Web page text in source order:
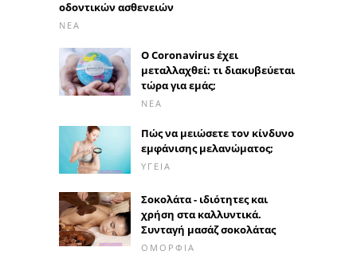
οδοντικών ασθενειών
ΝΈΑ
Ο Coronavirus έχει
μεταλλαχθεί: τι διακυβεύεται
τώρα για εμάς;
ΝΈΑ
Πώς να μειώσετε τον κίνδυνο
εμφάνισης μελανώματος;
ΥΓΕΊΑ
Σοκολάτα - ιδιότητες και
χρήση στα καλλυντικά.
Συνταγή μασάζ σοκολάτας
ΟΜΟΡΦΙΆ